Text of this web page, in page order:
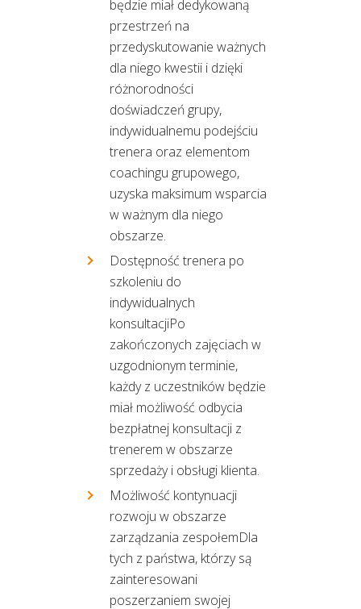
będzie miał dedykowaną
przestrzeń na
przedyskutowanie ważnych
dla niego kwestii i dzięki
różnorodności
doświadczeń grupy,
indywidualnemu podejściu
trenera oraz elementom
coachingu grupowego,
uzyska maksimum wsparcia
w ważnym dla niego
obszarze.
Dostępność trenera po
szkoleniu do
indywidualnych
konsultacjiPo
zakończonych zajęciach w
uzgodnionym terminie,
każdy z uczestników będzie
miał możliwość odbycia
bezpłatnej konsultacji z
trenerem w obszarze
sprzedaży i obsługi klienta.
Możliwość kontynuacji
rozwoju w obszarze
zarządzania zespołemDla
tych z państwa, którzy są
zainteresowani
poszerzaniem swojej